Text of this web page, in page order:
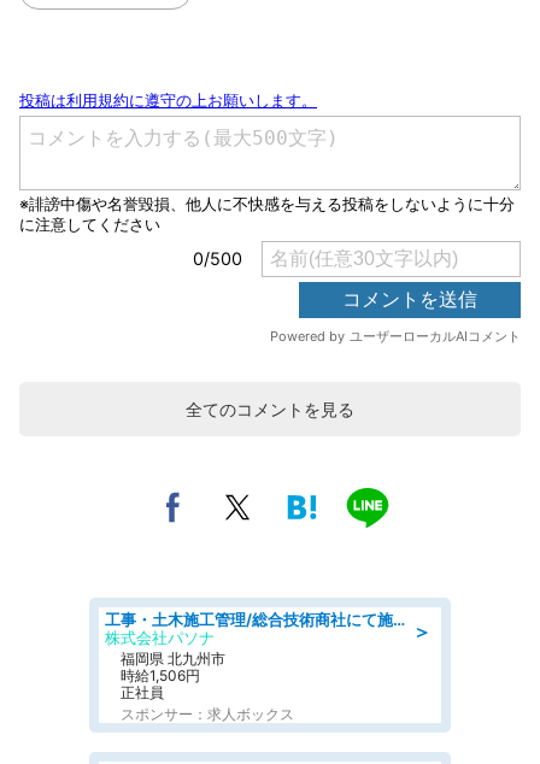
全てのコメントを見る
＞
工事・土木施工管理/総合技術商社にて施工管理のお仕事/即日勤務可/車通勤可/工事・土木施工管理/生産・品質管理
株式会社パソナ
福岡県 北九州市
時給1,506円
正社員
スポンサー：求人ボックス